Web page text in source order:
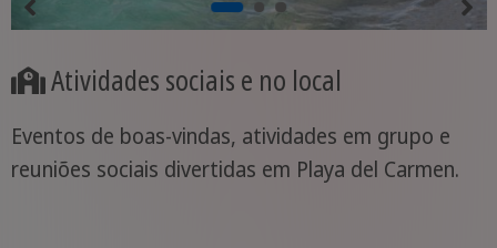
Atividades sociais e no local
Eventos de boas-vindas, atividades em grupo e
reuniões sociais divertidas em Playa del Carmen.